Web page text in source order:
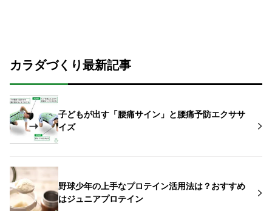
カラダづくり最新記事
子どもが出す「腰痛サイン」と腰痛予防エクササ
イズ
野球少年の上手なプロテイン活用法は？おすすめ
はジュニアプロテイン